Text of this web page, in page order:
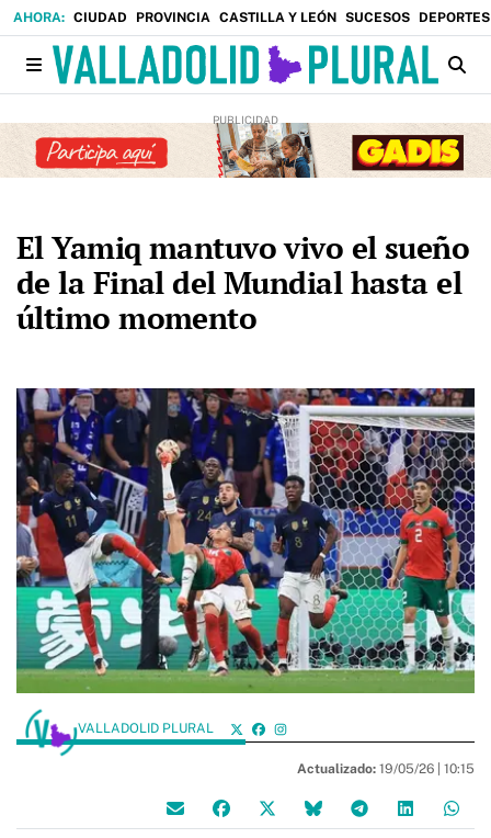
CIUDAD PROVINCIA CASTILLA Y LEÓN SUCESOS DEPORTES
El Yamiq mantuvo vivo el sueño
de la Final del Mundial hasta el
último momento
VALLADOLID PLURAL
Actualizado: 19/05/26 | 10:15